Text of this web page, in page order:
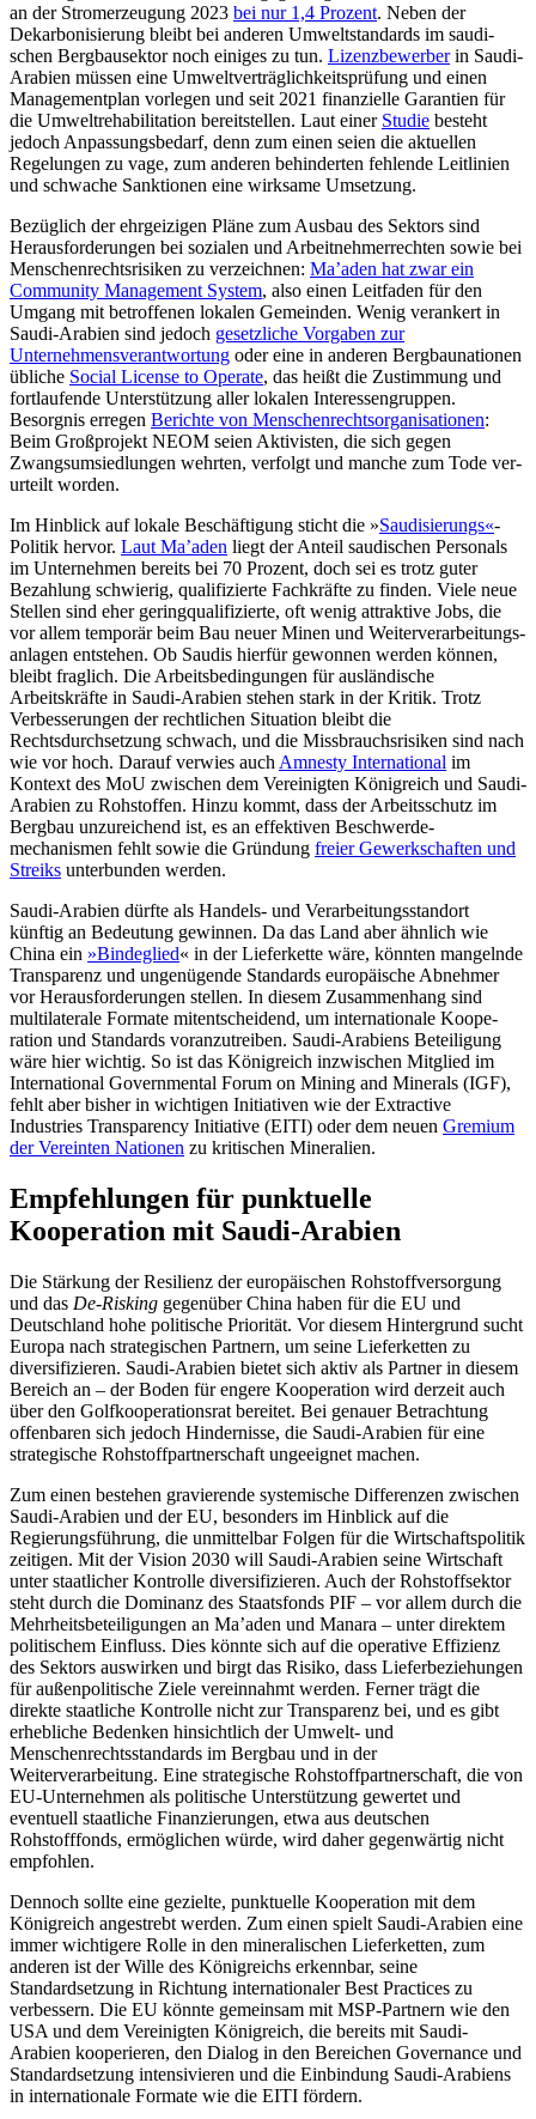
an der Stromerzeugung 2023 bei nur 1,4 Prozent. Neben der
Dekarbonisierung bleibt bei anderen Um­weltstandards im saudi­
schen Bergbausektor noch einiges zu tun. Lizenzbewerberin Saudi-
Arabien müssen eine Umweltverträglichkeitsprüfung und einen
Managementplan vorlegen und seit 2021 finanzielle Garantien für
die Umweltrehabilitation bereitstellen. Laut einer Studie besteht
jedoch Anpas­sungsbedarf, denn zum einen seien die ak­tu­ellen
Regelungen zu vage, zum anderen behinderten fehlende Leit­linien
und schwa­che Sanktionen eine wirksame Umsetzung.
Bezüglich der ehrgeizigen Pläne zum Ausbau des Sektors sind
Herausforderungen bei sozialen und Arbeitnehmerrechten sowie bei
Menschenrechtsrisiken zu ver­zeichnen: Ma’aden hat zwar ein
Community Management System, also einen Leit­faden für den
Umgang mit betroffenen lokalen Gemeinden. Wenig ver­ankert in
Saudi-Arabien sind jedoch gesetzliche Vor­gaben zur
Unternehmensverantwortung oder eine in anderen Bergbaunationen
übliche Social License to Operate, das heißt die Zustimmung und
fortlaufende Unter­stützung aller lokalen Interessengruppen.
Besorgnis erregen Berichte von Men­­schen­rechtsorganisationen:
Beim Groß­projekt NEOM seien Aktivisten, die sich gegen
Zwangsumsiedlungen wehr­ten, ver­folgt und manche zum Tode ver­
urteilt worden.
Im Hinblick auf lokale Beschäftigung sticht die »Saudisierungs«-
Politik hervor. Laut Ma’aden liegt der Anteil saudischen Personals
im Unternehmen bereits bei 70 Prozent, doch sei es trotz guter
Bezahlung schwierig, qualifizierte Fachkräfte zu finden. Viele neue
Stellen sind eher geringqualifizierte, oft wenig attraktive Jobs, die
vor allem tem­porär beim Bau neuer Minen und Weiterverarbeitungs­
anlagen entstehen. Ob Saudis hierfür gewonnen werden können,
bleibt fraglich. Die Arbeitsbedingungen für aus­ländische
Arbeitskräfte in Saudi-Arabien stehen stark in der Kritik. Trotz
Verbesserungen der rechtlichen Situation bleibt die
Rechtsdurchsetzung schwach, und die Missbrauchs­risiken sind nach
wie vor hoch. Darauf verwies auch Amnesty International im
Kontext des MoU zwischen dem Vereinig­ten Königreich und Saudi-
Arabien zu Roh­stoffen. Hinzu kommt, dass der Arbeitsschutz im
Bergbau unzureichend ist, es an effektiven Beschwerde­
mechanismen fehlt sowie die Gründung freier Gewerkschaften und
Streiks unterbunden werden.
Saudi-Arabien dürfte als Handels- und Verarbeitungsstandort
künftig an Bedeu­tung gewinnen. Da das Land aber ähnlich wie
China ein »Bindeglied« in der Liefer­kette wäre, könnten man­gelnde
Trans­parenz und ungenügende Standards euro­päische Abnehmer
vor Herausforderungen stellen. In diesem Zusammenhang sind
multilaterale Formate mitentscheidend, um internatio­nale Koope­
ration und Standards voranzutreiben. Saudi-Arabiens Beteiligung
wäre hier wich­tig. So ist das Königreich in­zwischen Mit­glied im
International Govern­mental Forum on Mining and Mine­rals (IGF),
fehlt aber bisher in wichtigen Initia­tiven wie der Extractive
Industries Trans­parency Initia­tive (EITI) oder dem neuen Gremium
der Vereinten Nationen zu kriti­schen Mineralien.
Empfehlungen für punktuelle
Kooperation mit Saudi-Arabien
Die Stärkung der Resilienz der europäischen Rohstoffversorgung
und das De-Risking gegenüber China haben für die EU und
Deutschland hohe politische Priorität. Vor diesem Hintergrund sucht
Europa nach strategischen Partnern, um seine Liefer­ketten zu
diversifizieren. Saudi-Ara­bien bietet sich aktiv als Part­ner in diesem
Bereich an – der Boden für engere Ko­operation wird derzeit auch
über den Golf­kooperationsrat bereitet. Bei genauer Be­trachtung
offen­baren sich jedoch Hindernisse, die Saudi-Arabien für eine
strate­gische Rohstoff­partnerschaft ungeeignet machen.
Zum einen bestehen gravierende systemische Differenzen zwischen
Saudi-Arabien und der EU, besonders im Hinblick auf die
Regierungsführung, die unmittelbar Folgen für die Wirtschaftspolitik
zeitigen. Mit der Vision 2030 will Saudi-Arabien seine Wirt­schaft
unter staatlicher Kontrolle diversifizieren. Auch der Rohstoff­sektor
steht durch die Dominanz des Staats­fonds PIF – vor allem durch die
Mehr­heitsbeteiligungen an Ma’aden und Manara – unter direktem
politischem Einfluss. Dies könnte sich auf die operative Effizienz
des Sektors aus­wirken und birgt das Risiko, dass Liefer­beziehungen
für außenpolitische Ziele vereinnahmt werden. Ferner trägt die
direkte staat­liche Kontrolle nicht zur Trans­parenz bei, und es gibt
erhebliche Bedenken hin­sichtlich der Umwelt- und
Menschenrechtsstandards im Bergbau und in der
Weiterverarbeitung. Eine strategische Rohstoffpartnerschaft, die von
EU-Unter­nehmen als politi­sche Unter­stützung gewertet und
eventuell staat­liche Finanzierungen, etwa aus deut­schen
Rohstofffonds, ermöglichen würde, wird daher gegenwärtig nicht
empfohlen.
Dennoch sollte eine gezielte, punktuelle Kooperation mit dem
Königreich angestrebt werden. Zum einen spielt Saudi-Arabien eine
immer wichtigere Rolle in den mine­ralischen Lieferketten, zum
anderen ist der Wille des Königreichs erkennbar, seine
Standardsetzung in Richtung internatio­naler Best Practices zu
verbessern. Die EU könnte gemeinsam mit MSP-Partnern wie den
USA und dem Vereinigten Königreich, die bereits mit Saudi-
Arabien kooperieren, den Dialog in den Bereichen Governance und
Standardsetzung intensivieren und die Einbindung Saudi-Arabiens
in internatio­nale Formate wie die EITI fördern.